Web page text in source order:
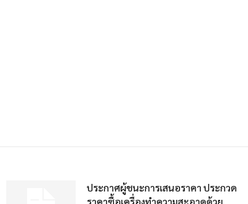
ประกาศผู้ชนะการเสนอราคา ประกวด
ราคาซื้อเครื่องทำความสะอาดด้วย